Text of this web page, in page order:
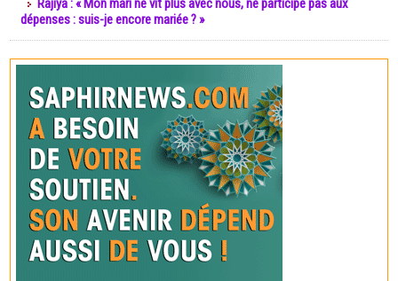
Rajiya : « Mon mari ne vit plus avec nous, ne participe pas aux
dépenses : suis-je encore mariée ? »